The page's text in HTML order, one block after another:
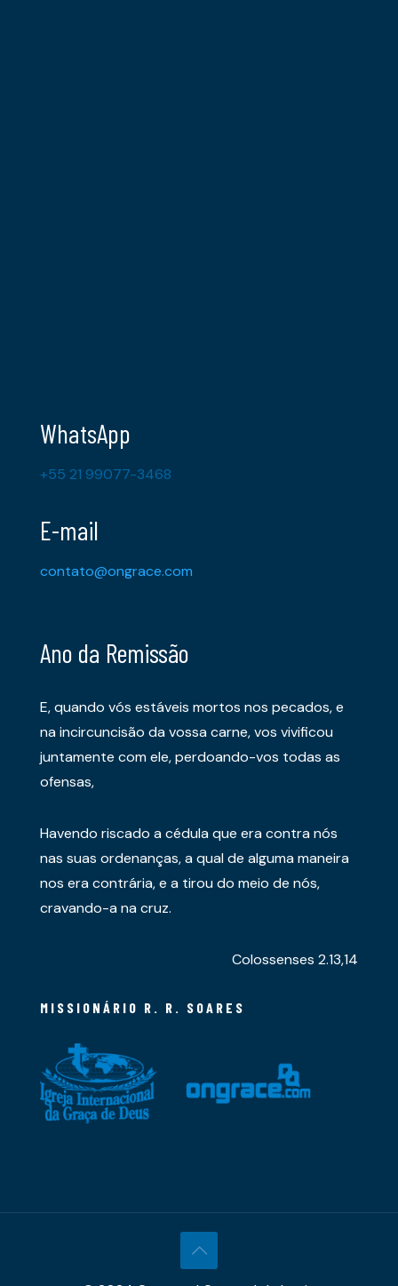
WhatsApp
+55 21 99077-3468
E-mail
contato@ongrace.com
Ano da Remissão
E, quando vós estáveis mortos nos pecados, e
na incircuncisão da vossa carne, vos vivificou
juntamente com ele, perdoando-vos todas as
ofensas,
Havendo riscado a cédula que era contra nós
nas suas ordenanças, a qual de alguma maneira
nos era contrária, e a tirou do meio de nós,
cravando-a na cruz.
Colossenses 2.13,14
MISSIONÁRIO R. R. SOARES